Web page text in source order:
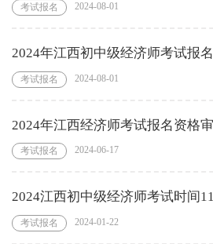
考试报名 2024-08-01
2024年江西初中级经济师考试报
考试报名 2024-08-01
2024年江西经济师考试报名资格
考试报名 2024-06-17
2024江西初中级经济师考试时间
考试报名 2024-01-22